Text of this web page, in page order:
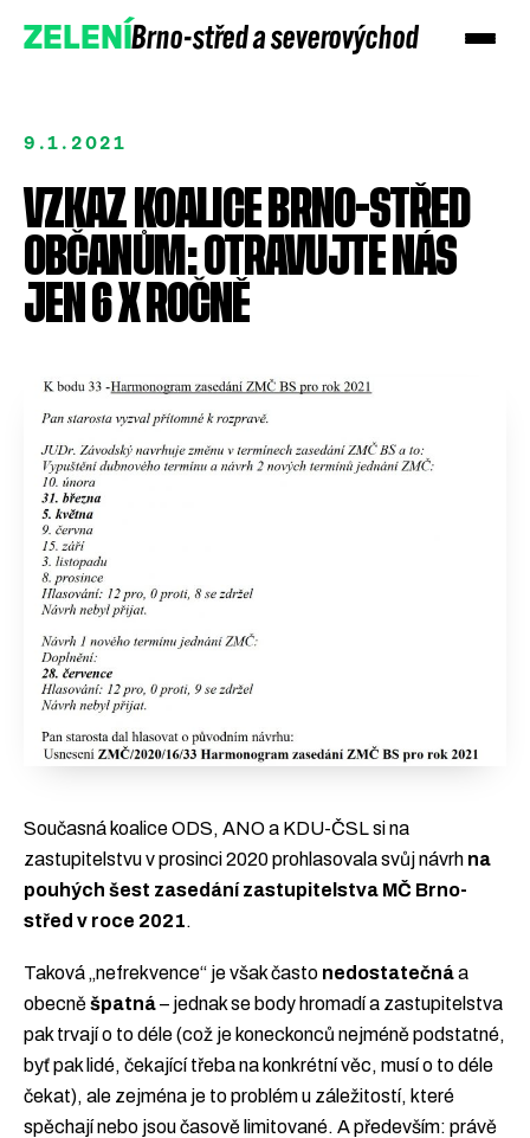
ZELENÍBrno-střed a severovýchod
Přidejte se
Podpořte nás
9.1.2021
VZKAZ KOALICE BRNO-STŘED
OBČANŮM: OTRAVUJTE NÁS
JEN 6 X ROČNĚ
Současná koalice ODS, ANO a KDU-ČSL si na
zastupitelstvu v prosinci 2020 prohlasovala svůj návrh na
pouhých šest zasedání zastupitelstva MČ Brno-
střed v roce 2021.
Taková „nefrekvence“ je však často nedostatečnáa
obecněšpatná– jednak se body hromadí a zastupitelstva
pak trvají o to déle (což je koneckonců nejméně podstatné,
byť pak lidé, čekající třeba na konkrétní věc, musí o to déle
čekat), ale zejména je to problém u záležitostí, které
spěchají nebo jsou časově limitované. A především: právě